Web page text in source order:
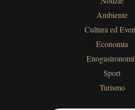
Ambiente
Cultura ed
Economia
Sport
Turismo